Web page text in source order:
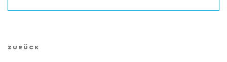
Vorheriger
ZURÜCK